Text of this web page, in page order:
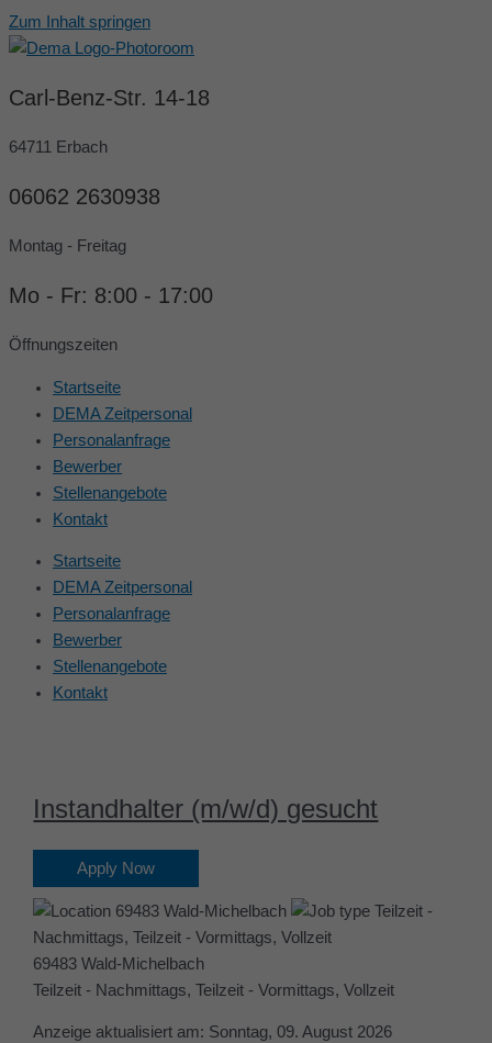
Zum Inhalt springen
Carl-Benz-Str. 14-18
64711 Erbach
06062 2630938
Montag - Freitag
Mo - Fr: 8:00 - 17:00
Öffnungszeiten
Startseite
DEMA Zeitpersonal
Personalanfrage
Bewerber
Stellenangebote
Kontakt
Startseite
DEMA Zeitpersonal
Personalanfrage
Bewerber
Stellenangebote
Kontakt
Instandhalter (m/w/d) gesucht
Apply Now
69483 Wald-Michelbach
Teilzeit -
Nachmittags, Teilzeit - Vormittags, Vollzeit
69483 Wald-Michelbach
Teilzeit - Nachmittags, Teilzeit - Vormittags, Vollzeit
Anzeige aktualisiert am: Sonntag, 09. August 2026